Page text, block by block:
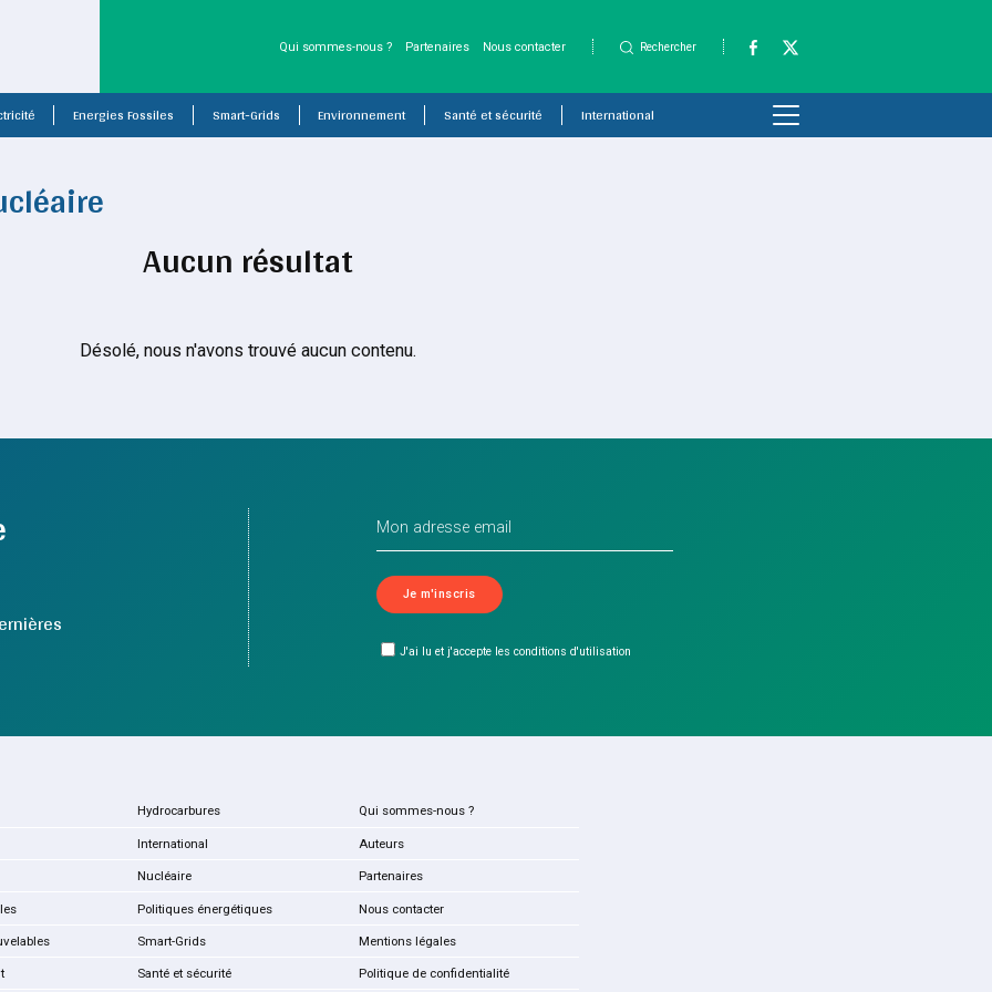
Qui sommes-nous ? Partenaires Nous contacter Rechercher
Energies Fossiles Smart-Grids Environnement Santé et sécurité International
Aucun résultat
Désolé, nous n'avons trouvé aucun contenu.
J'ai lu et j'accepte les conditions d'utilisation
Hydrocarbures
International
Nucléaire
Politiques énergétiques
Smart-Grids
Santé et sécurité
Qui sommes-nous ?
Auteurs
Partenaires
Nous contacter
Mentions légales
Politique de confidentialité